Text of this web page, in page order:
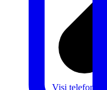
Visi telefoni